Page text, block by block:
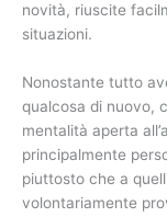
novità, riuscite
situazioni.
Nonostante tutto
qualcosa di nuovo,
mentalità aperta
principalmente
piuttosto che a
volontariamente